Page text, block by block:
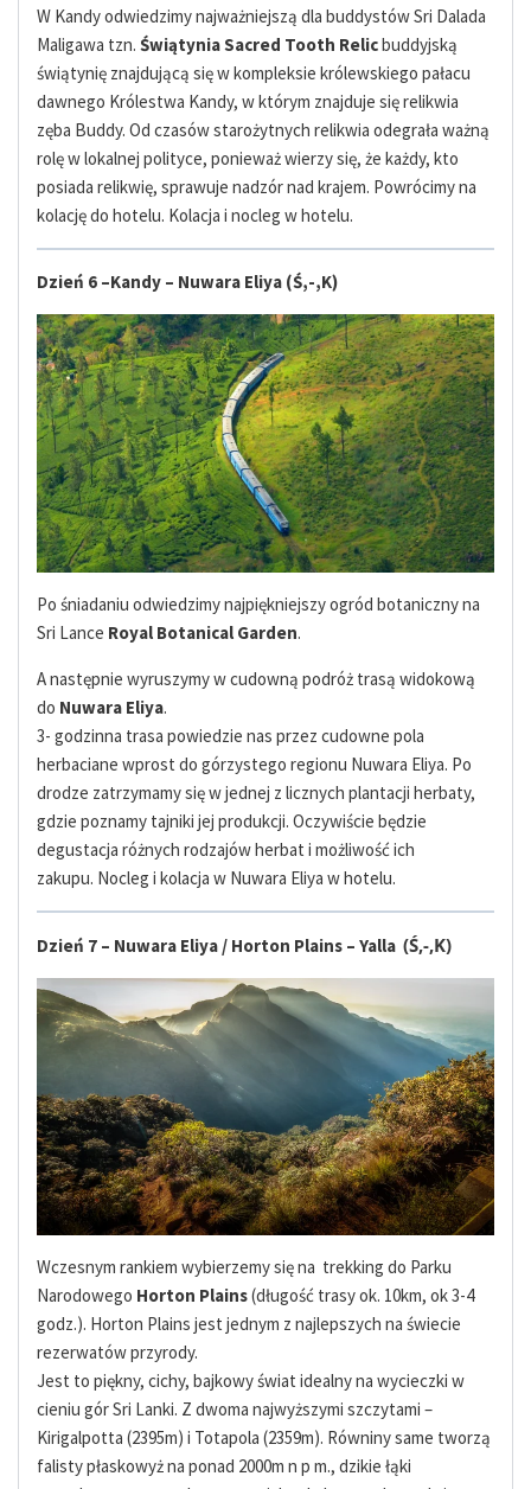
W Kandy odwiedzimy najważniejszą dla buddystów Sri Dalada
Maligawa tzn. Świątynia Sacred Tooth Relicbuddyjską
świątynię znajdującą się w kompleksie królewskiego pałacu
dawnego Królestwa Kandy, w którym znajduje się relikwia
zęba Buddy. Od czasów starożytnych relikwia odegrała ważną
rolę w lokalnej polityce, ponieważ wierzy się, że każdy, kto
posiada relikwię, sprawuje nadzór nad krajem. Powrócimy na
kolację do hotelu. Kolacja i nocleg w hotelu.
Dzień 6 –Kandy – Nuwara Eliya (Ś,-,K)
Po śniadaniu odwiedzimy najpiękniejszy ogród botaniczny na
Sri Lance Royal Botanical Garden.
A następnie wyruszymy w cudowną podróż trasą widokową
do Nuwara Eliya.
3- godzinna trasa powiedzie nas przez cudowne pola
herbaciane wprost do górzystego regionu Nuwara Eliya. Po
drodze zatrzymamy się w jednej z licznych plantacji herbaty,
gdzie poznamy tajniki jej produkcji. Oczywiście będzie
degustacja różnych rodzajów herbat i możliwość ich
zakupu. Nocleg i kolacja w Nuwara Eliya w hotelu.
Dzień 7 – Nuwara Eliya / Horton Plains – Yalla (Ś,-,K)
Wczesnym rankiem wybierzemy się na trekking do Parku
Narodowego Horton Plains(długość trasy ok. 10km, ok 3-4
godz.). Horton Plains jest jednym z najlepszych na świecie
rezerwatów przyrody.
Jest to piękny, cichy, bajkowy świat idealny na wycieczki w
cieniu gór Sri Lanki. Z dwoma najwyższymi szczytami –
Kirigalpotta (2395m) i Totapola (2359m). Równiny same tworzą
falisty płaskowyż na ponad 2000m n p m., dzikie łąki